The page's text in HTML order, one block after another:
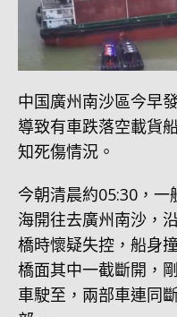
中国廣州南沙區今早
導致有車跌落空載貨
知死傷情況。
今朝清晨約05:30，
海開往去廣州南沙，
橋時懷疑失控，船身
橋面其中一截斷開，
車駛至，兩部車連同